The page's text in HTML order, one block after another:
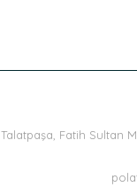
Talatpaşa, Fatih Sultan